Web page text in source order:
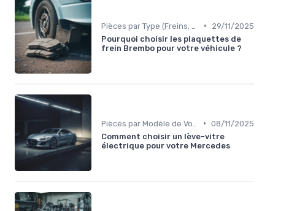
•
29/11/2025
Pourquoi choisir les plaquettes de
frein Brembo pour votre véhicule ?
• 08/11/2025
Comment choisir un lève-vitre
électrique pour votre Mercedes